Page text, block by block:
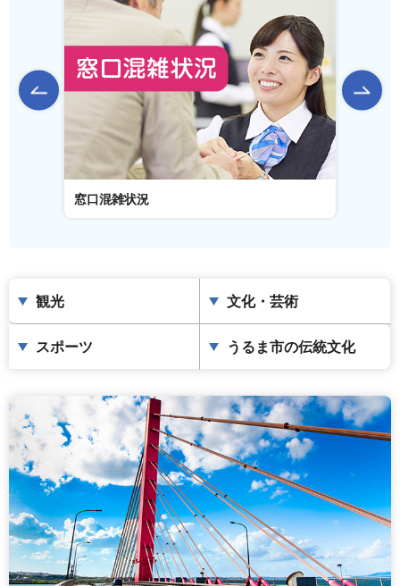
前のスライドを表示
窓口混雑状況
観光 文化・芸術
スポーツ うるま市の伝統文化